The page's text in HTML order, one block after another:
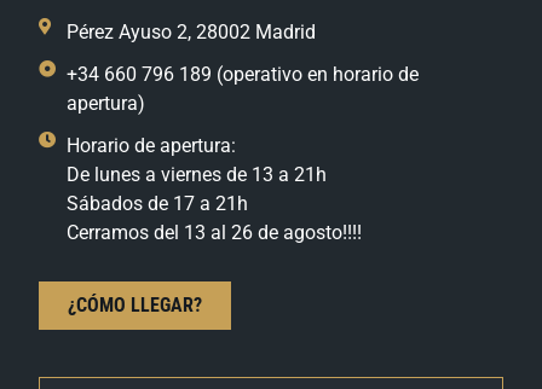
Pérez Ayuso 2, 28002 Madrid
+34 660 796 189 (operativo en horario de
apertura)
Horario de apertura:
De lunes a viernes de 13 a 21h
Sábados de 17 a 21h
Cerramos del 13 al 26 de agosto!!!!
¿CÓMO LLEGAR?